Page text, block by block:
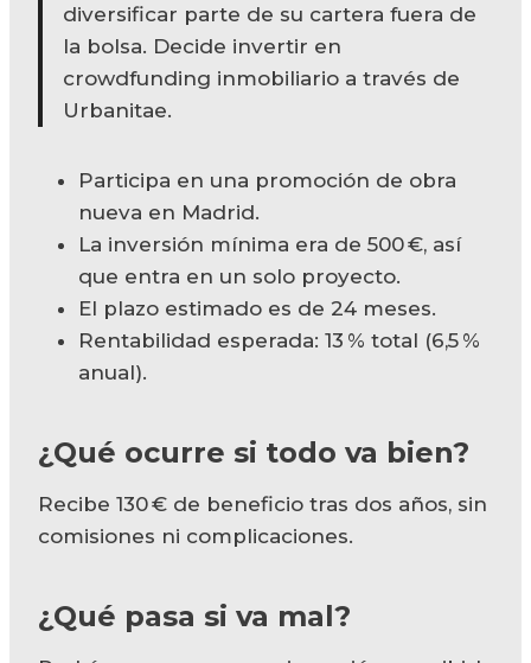
diversificar parte de su cartera fuera de
la bolsa. Decide invertir en
crowdfunding inmobiliario a través de
Urbanitae.
Participa en una promoción de obra
nueva en Madrid.
La inversión mínima era de 500 €, así
que entra en un solo proyecto.
El plazo estimado es de 24 meses.
Rentabilidad esperada: 13 % total (6,5 %
anual).
¿Qué ocurre si todo va bien?
Recibe 130 € de beneficio tras dos años, sin
comisiones ni complicaciones.
¿Qué pasa si va mal?